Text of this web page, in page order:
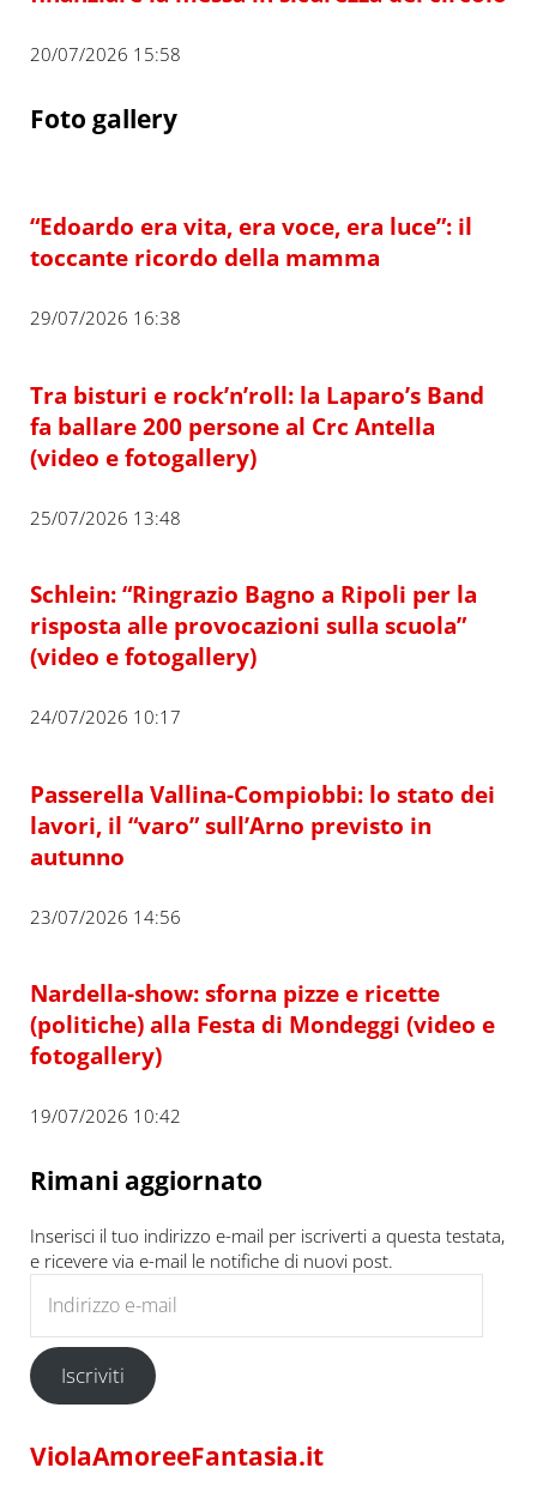
20/07/2026 15:58
Foto gallery
“Edoardo era vita, era voce, era luce”: il
toccante ricordo della mamma
29/07/2026 16:38
Tra bisturi e rock’n’roll: la Laparo’s Band
fa ballare 200 persone al Crc Antella
(video e fotogallery)
25/07/2026 13:48
Schlein: “Ringrazio Bagno a Ripoli per la
risposta alle provocazioni sulla scuola”
(video e fotogallery)
24/07/2026 10:17
Passerella Vallina-Compiobbi: lo stato dei
lavori, il “varo” sull’Arno previsto in
autunno
23/07/2026 14:56
Nardella-show: sforna pizze e ricette
(politiche) alla Festa di Mondeggi (video e
fotogallery)
19/07/2026 10:42
Rimani aggiornato
Inserisci il tuo indirizzo e-mail per iscriverti a questa testata,
e ricevere via e-mail le notifiche di nuovi post.
Iscriviti
ViolaAmoreeFantasia.it